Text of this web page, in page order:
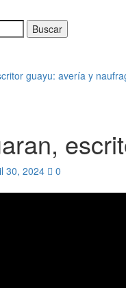
guayu: avería y
30, 2024 0